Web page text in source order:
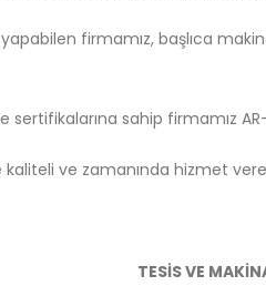
firmamız, başlıca
sertifikalarına sahip firmamız
ve zamanında hizmet
TESİS VE